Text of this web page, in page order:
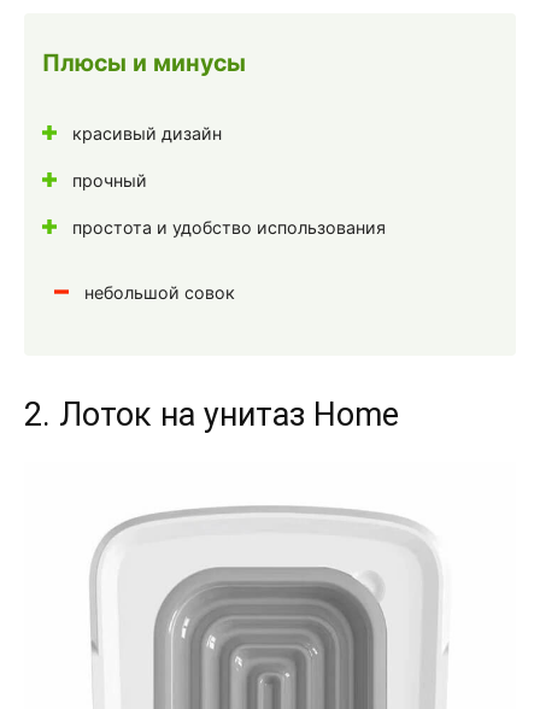
Плюсы и минусы
красивый дизайн
прочный
простота и удобство использования
небольшой совок
2. Лоток на унитаз Home